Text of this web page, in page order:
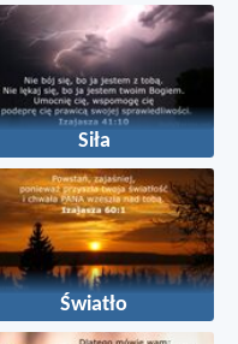
Siła
Światło